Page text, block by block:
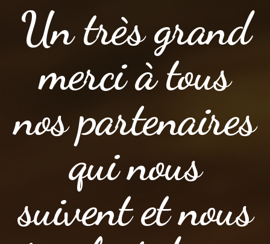
Un très grand
merci à tous
nos partenaires
qui nous
suivent et nous